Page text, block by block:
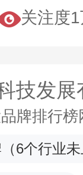
关注度
技发
牌排行
（6个行业